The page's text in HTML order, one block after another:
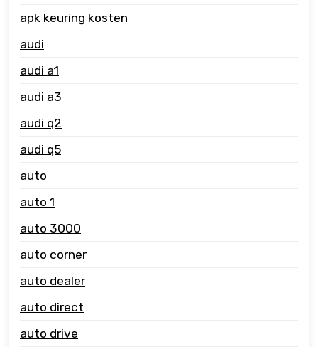
apk keuring kosten
audi
audi a1
audi a3
audi q2
audi q5
auto
auto 1
auto 3000
auto corner
auto dealer
auto direct
auto drive